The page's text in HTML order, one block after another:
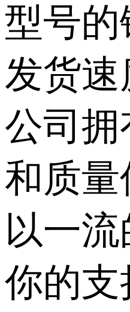
型号
发货
公司
和质量
以一
你的